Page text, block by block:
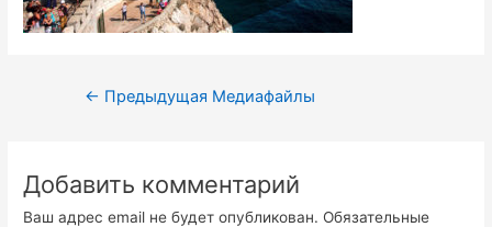
← Предыдущая Медиафайлы
Добавить комментарий
Ваш адрес email не будет опубликован. Обязательные